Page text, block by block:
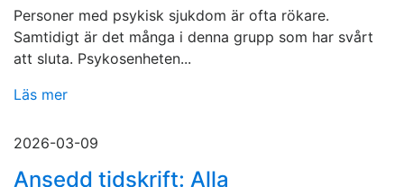
Personer med psykisk sjukdom är ofta rökare.
Samtidigt är det många i denna grupp som har svårt
att sluta. Psykosenheten...
Läs mer
2026-03-09
Ansedd tidskrift: Alla